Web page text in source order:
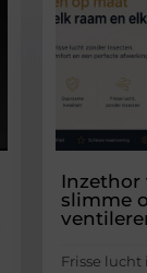
Inzethor
slimme
Frisse